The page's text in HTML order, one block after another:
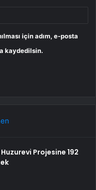
için adım, e-posta
kaydedilsin.
Projesine 192